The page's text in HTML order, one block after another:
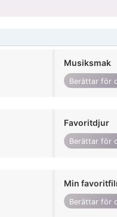
Musiksmak
Berättar för
Favoritdjur
Berättar för
Min
Berättar för